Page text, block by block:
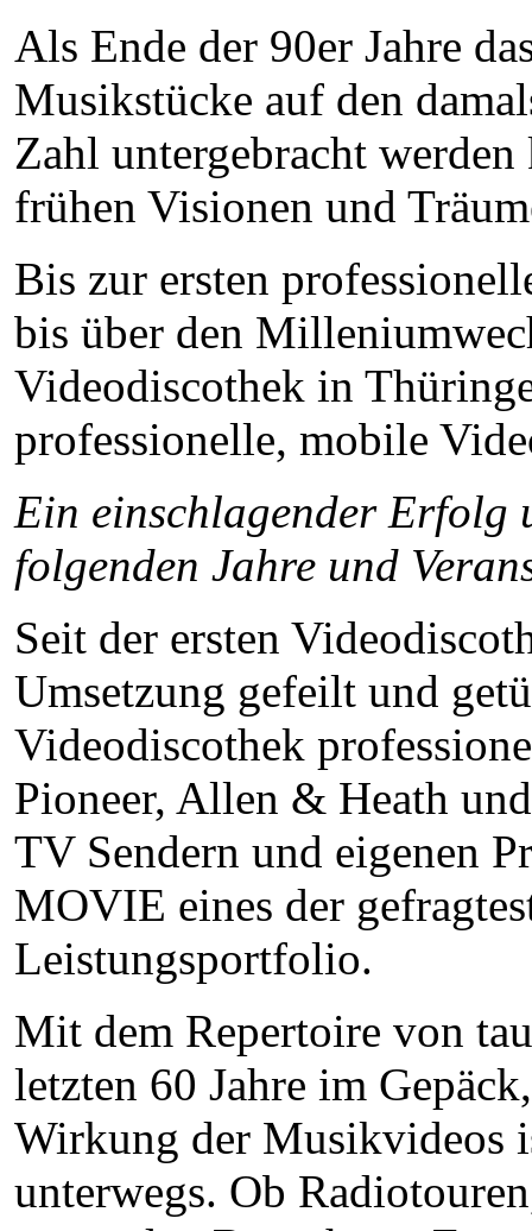
Als Ende der 90er Jahre
Musikstücke auf den
Zahl untergebracht
frühen Visionen und
Bis zur ersten
bis über den
Videodiscothek in
professionelle, mobile
Ein einschlagender Erfolg
folgenden Jahre und
Seit der ersten
Umsetzung gefeilt und
Videodiscothek
Pioneer, Allen & Heath
TV Sendern und eigenen
MOVIE eines der
Leistungsportfolio.
Mit dem Repertoire von
letzten 60 Jahre im
Wirkung der Musikvideos
unterwegs. Ob